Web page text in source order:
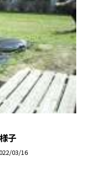
子
03/16